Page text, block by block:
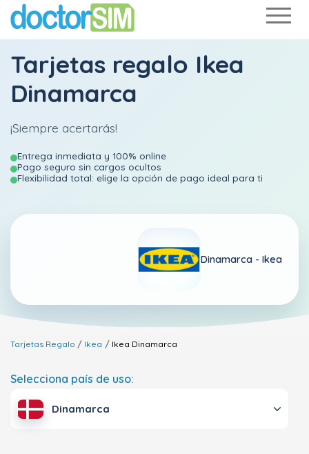
Tarjetas regalo Ikea
Dinamarca
¡Siempre acertarás!
Entrega inmediata y 100% online
Pago seguro sin cargos ocultos
Flexibilidad total: elige la opción de pago ideal para ti
Dinamarca - Ikea
Tarjetas Regalo Ikea Ikea Dinamarca
Selecciona país de uso:
Dinamarca